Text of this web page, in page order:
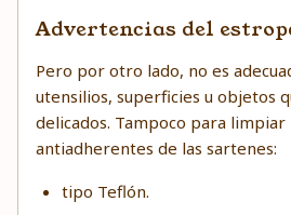
Advertencias del
Pero por otro lado, no es
utensilios, superficies u objetos
delicados. Tampoco para limpiar
antiadherentes de las sartenes:
tipo Teflón.